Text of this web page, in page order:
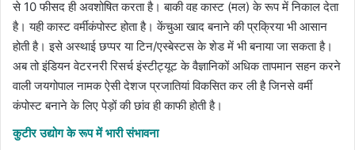
से 10 फीसद ही अवशोषित करता है। बाकी वह कास्ट (मल) के रूप में निकाल देता
है। यही कास्ट वर्मीकंपोस्ट होता है। केंचुआ खाद बनाने की प्रक्रिया भी आसान
होती है। इसे अस्थाई छप्पर या टिन/एस्बेस्टस के शेड में भी बनाया जा सकता है।
अब तो इंडियन वेटरनरी रिसर्च इंस्टीट्यूट के वैज्ञानिकों अधिक तापमान सहन करने
वाली जयगोपाल नामक ऐसी देशज प्रजातियां विकसित कर ली है जिनसे वर्मी
कंपोस्ट बनाने के लिए पेड़ों की छांव ही काफी होती है।
कुटीर उद्योग के रूप में भारी संभावना